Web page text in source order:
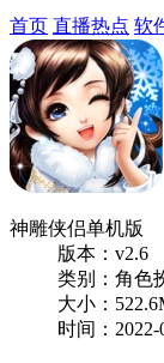
首页 直播热点 软
神雕侠侣单机版
版本：v2.6
类别：角色
大小：
时间：2022-